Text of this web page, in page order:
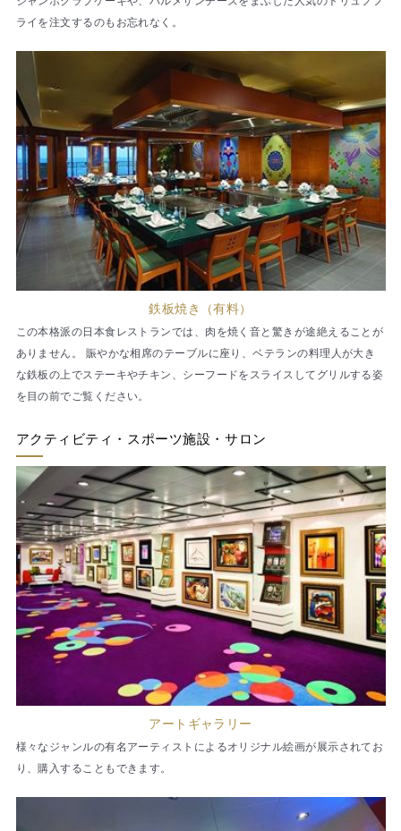
ライを注文するのもお忘れなく。
鉄板焼き（有料）
この本格派の日本食レストランでは、肉を焼く音と驚きが途絶えることが
ありません。 賑やかな相席のテーブルに座り、ベテランの料理人が大き
な鉄板の上でステーキやチキン、シーフードをスライスしてグリルする姿
を目の前でご覧ください。
アクティビティ・スポーツ施設・サロン
アートギャラリー
様々なジャンルの有名アーティストによるオリジナル絵画が展示されてお
り、購入することもできます。